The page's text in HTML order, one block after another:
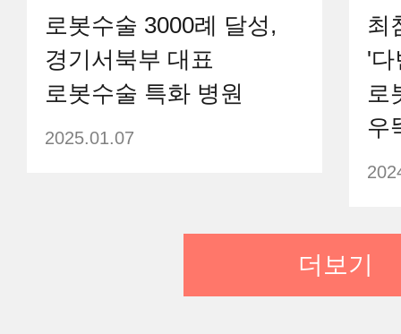
로봇수술 3000례 달성,
경기서북부 대표
로봇수술 특화 병원
2025.01.07
최
'다
로
우
언
더보기